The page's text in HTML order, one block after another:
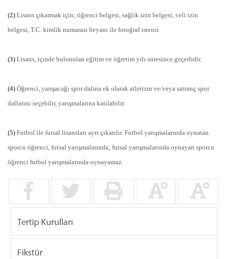
(2) Lisans çıkarmak için; öğrenci belgesi, sağlık izin belgesi, veli izin
belgesi, T.C. kimlik numarası beyanı ile fotoğraf istenir.
(3) Lisans, içinde bulunulan eğitim ve öğretim yılı süresince geçerlidir.
(4) Öğrenci, yarışacağı spor dalına ek olarak atletizm ve/veya satranç spor
dallarını seçebilir, yarışmalarına katılabilir.
(5) Futbol ile futsal lisansları ayrı çıkarılır. Futbol yarışmalarında oynatan
sporcu öğrenci, futsal yarışmalarında; futsal yarışmalarında oynayan sporcu
öğrenci futbol yarışmalarında oynayamaz.
Tertip Kurulları
Fikstür